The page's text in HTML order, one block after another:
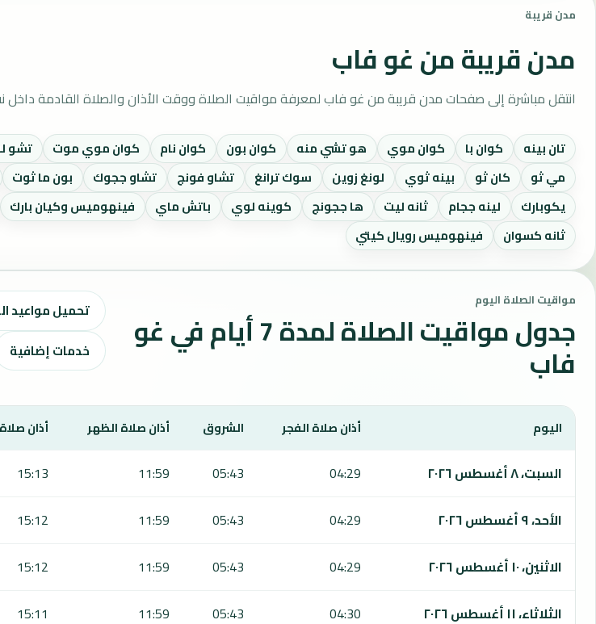
مدن قريبة
مدن قريبة من غو فاب
انتقل مباشرة إلى صفحات مدن قريبة من غو فاب لمعرفة مواقيت الصلاة ووقت الأذان والصلاة القادمة داخل
تان بينه كوان با كوان موي هو تشي منه كوان بون كوان نام كوان موي موت تشو
مي ثو
كان ثو بينه ثوي لونغ زوين سوك ترانغ تشاو فونج تشاو ججوك بون ما ثوت
يكوبارك
لينه ججام ثانه ليت ها ججونج كوينه لوي باتش ماي فينهوميس وكيان بارك
ثانه كسوان
فينهوميس رويال كيتي
مواقيت الصلاة اليوم
جدول مواقيت الصلاة لمدة 7 أيام في غو
فاب
تحميل مواعيد الصلاة
خدمات إضافية
يعرض هذا الجدول مواقيت الصلاة لمدة 7 أيام في غو فاب، بما يشمل الفجر والشروق والظهر والعصر والمغرب والعشاء.
اليوم أذان صلاة الفجر الشروق أذان صلاة الظهر أذان
السبت، ٨ أغسطس ٢٠٢٦ 04:29
05:43
11:59
15:13
الأحد، ٩ أغسطس ٢٠٢٦
04:29
05:43
11:59
15:12
الاثنين، ١٠ أغسطس ٢٠٢٦
04:29
05:43
11:59
15:12
الثلاثاء، ١١ أغسطس ٢٠٢٦
04:30
05:43
11:59
15:11